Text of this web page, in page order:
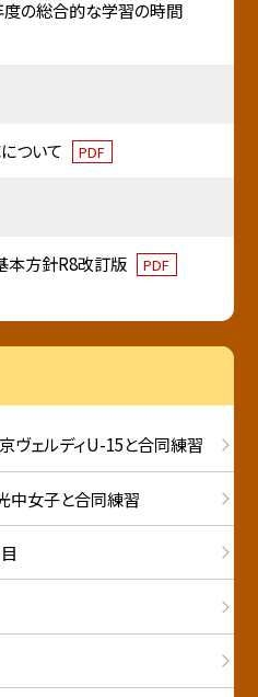
の総合的な学習の時間
ついて PDF
本方針R8改訂版 PDF
ヴェルディU-15と合同練習
中女子と合同練習